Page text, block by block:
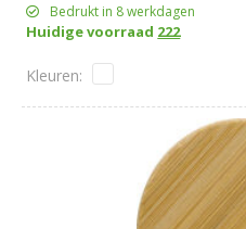
Bedrukt in 8 werkdagen
Huidige voorraad 222